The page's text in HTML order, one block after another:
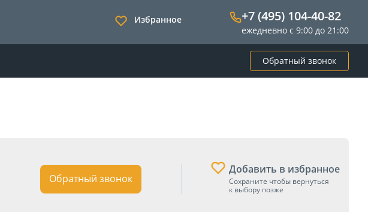
Избранное +7 (495) 104-40-82
ежедневно с 9:00 до 21:00
Обратный звонок
Обратный звонок
Добавить в избранное
Сохраните чтобы вернуться
к выбору позже